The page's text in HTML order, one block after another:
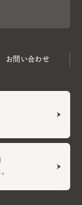
お問い合わせ